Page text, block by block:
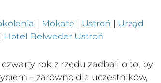
| Mokate | Ustroń | Urząd
Hotel Belweder Ustroń
rok z rzędu zadbali o to, by
– zarówno dla uczestników,